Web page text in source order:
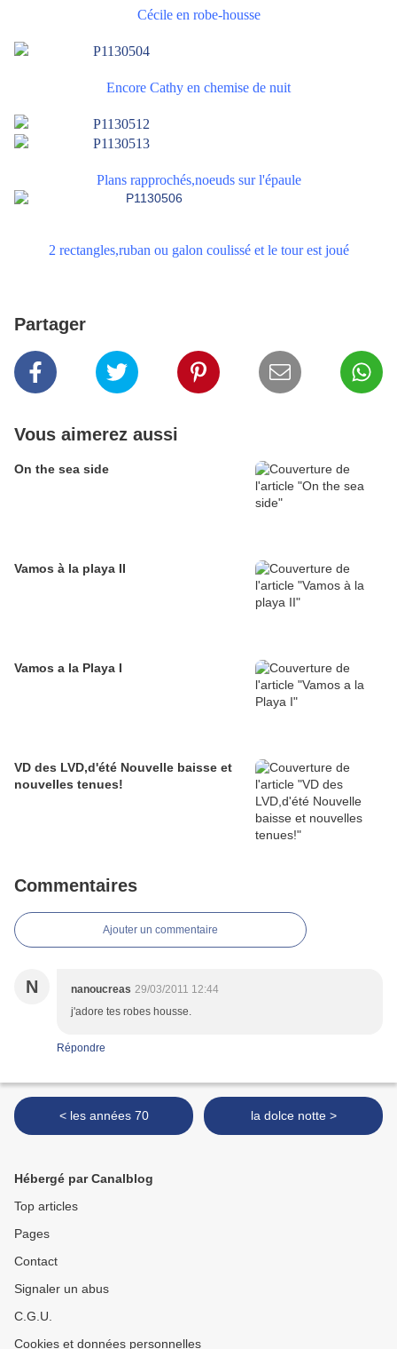
Cécile en robe-housse
Encore Cathy en chemise de nuit
Plans rapprochés,noeuds sur l'épaule
2 rectangles,ruban ou galon coulissé et le tour est joué
Partager
Vous aimerez aussi
On the sea side
Vamos à la playa II
Vamos a la Playa I
VD des LVD,d'été Nouvelle baisse et
nouvelles tenues!
Commentaires
Ajouter un commentaire
N nanoucreas 29/03/2011 12:44
j'adore tes robes housse.
Répondre
< les années 70 la dolce notte >
Hébergé par Canalblog
Top articles
Pages
Contact
Signaler un abus
C.G.U.
Cookies et données personnelles